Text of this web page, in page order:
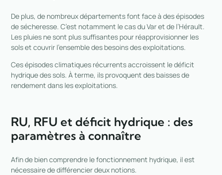
De plus, de nombreux départements font face à des épisodes
de sécheresse. C’est notamment le cas du Var et de l’Hérault.
Les pluies ne sont plus suffisantes pour réapprovisionner les
sols et couvrir l’ensemble des besoins des exploitations.
Ces épisodes climatiques récurrents accroissent le déficit
hydrique des sols. À terme, ils provoquent des baisses de
rendement dans les exploitations.
RU, RFU et déficit hydrique : des
paramètres à connaître
Afin de bien comprendre le fonctionnement hydrique, il est
nécessaire de différencier deux notions.